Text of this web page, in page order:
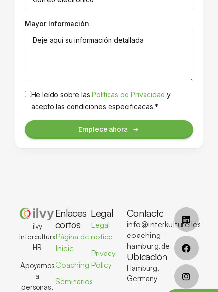
Mayor Información
He leído sobre lasPolíticas de Privacidad y
acepto las condiciones especificadas.*
Empiece ahora
ilvy
Intercultural
HR
Apoyamos
a
personas,
Enlaces
cortos
Página de
Inicio
Coaching
Seminarios
Legal
Legal
notice
Privacy
Policy
Contacto
info@interkulturelles-
coaching-
hamburg.de
Ubicación
Hamburg,
Germany